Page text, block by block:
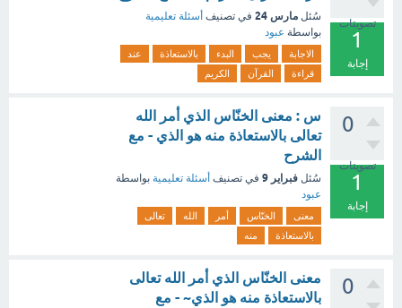
تصويتات
1
إجابة
سُئل مارس 24 في تصنيف أسئلة تعليمية
بواسطة عبود
الاجابة يجب البدء بالاستعاذة
عند
قراءة
القرآن الكريم
0
تصويتات
1
إجابة
س : معنى الخنّاس الذي أمر الله
تعالى بالاستعاذة منه هو الذي - مع
الشرح
سُئل فبراير 9 في تصنيف أسئلة تعليمية بواسطة
عبود
معنى الخنّاس أمر الله
تعالى
بالاستعاذة
منه
0
معنى الخنّاس الذي أمر الله تعالى
بالاستعاذة منه هو الذي~ - مع